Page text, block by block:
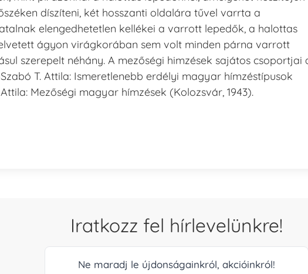
díszíteni, két hosszanti oldalára tűvel varrta a
elengedhetetlen kellékei a varrott lepedők, a halottas
ágyon virágkorában sem volt minden párna varrott
szerepelt néhány. A mezőségi himzések sajátos csoportjai
T. Attila: Ismeretlenebb erdélyi magyar hímzéstípusok
Mezőségi magyar hímzések (Kolozsvár, 1943).
Iratkozz fel hírlevelünkre!
Ne maradj le újdonságainkról, akcióinkról!